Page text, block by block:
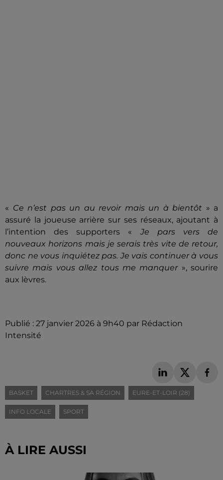
« Ce n’est pas un au revoir mais un à bientôt » a
assuré la joueuse arrière sur ses réseaux, ajoutant à
l’intention des supporters «Je pars vers de
nouveaux horizons mais je serais très vite de retour,
donc ne vous inquiétez pas. Je vais continuer à vous
suivre mais vous allez tous me manquer», sourire
aux lèvres.
Publié : 27 janvier 2026 à 9h40 par Rédaction
Intensité
BASKET CHARTRES & SA RÉGION EURE-ET-LOIR (28)
INFO LOCALE SPORT
À LIRE AUSSI